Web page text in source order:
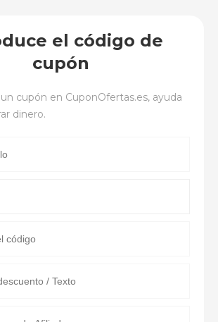
el código de
cupón
cupón en CuponOfertas.es, ayuda
dinero.